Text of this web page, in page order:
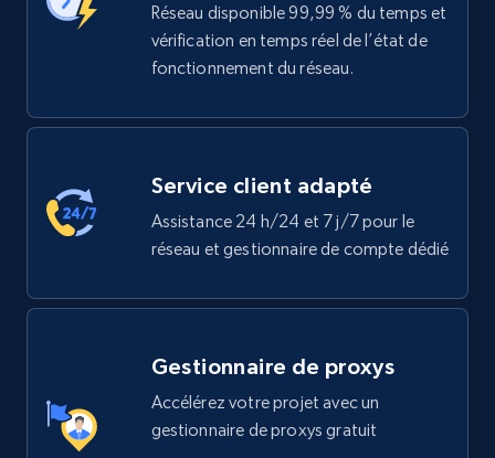
Réseau disponible 99,99 % du temps et
vérification en temps réel de l’état de
fonctionnement du réseau.
Service client adapté
Assistance 24 h/24 et 7 j/7 pour le
réseau et gestionnaire de compte dédié
Gestionnaire de proxys
Accélérez votre projet avec un
gestionnaire de proxys gratuit